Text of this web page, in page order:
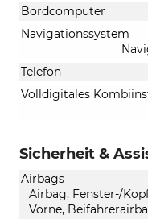
Bordcomputer
Navigationssystem
Telefon
Volldigitales
Sicherheit &
Airbags
Airbag, Fenster-/
Vorne,